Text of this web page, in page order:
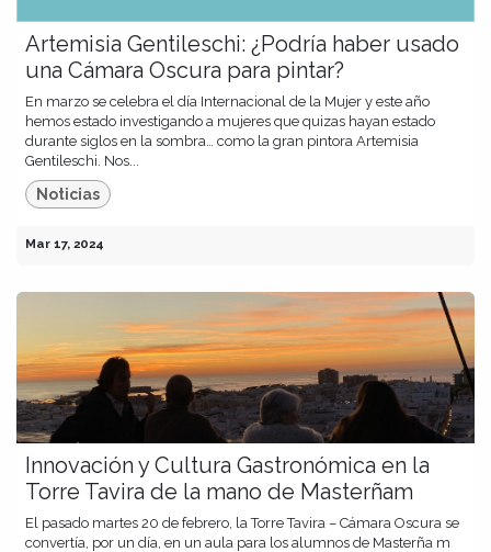
Artemisia Gentileschi: ¿Podría haber usado
una Cámara Oscura para pintar?
En marzo se celebra el día Internacional de la Mujer y este año
hemos estado investigando a mujeres que quizas hayan estado
durante siglos en la sombra… como la gran pintora Artemisia
Gentileschi. Nos...
Noticias
Mar 17, 2024
Innovación y Cultura Gastronómica en la
Torre Tavira de la mano de Masterñam
El pasado martes 20 de febrero, la Torre Tavira – Cámara Oscura se
convertía, por un día, en un aula para los alumnos de Masterña m